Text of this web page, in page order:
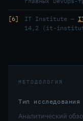
6 IT Institute —
14,2 (it-
МЕТОДОЛОГИЯ
Тип исследования
Аналитический